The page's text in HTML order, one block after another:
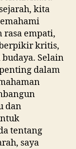
kita
empati,
kritis,
Selain
dalam
dan
tentang
saya